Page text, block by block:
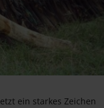
ein starkes Zeichen